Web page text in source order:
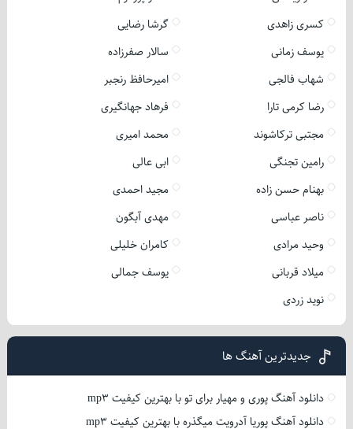
کسری زاهدی
گرشا رضایی
یوسف زمانی
سالار صفرزاده
شهاب فالجی
امیرحافظ رنجبر
رضا کرمی تارا
فرهاد جهانگیری
مجتبی ترکاشوند
محمد امیری
رامین تجنگی
ابی عالی
بهنام حسن زاده
مجید احمدی
ناصر عباسی
مهدی آبگون
وحید مرادی
کامران خلیلی
میلاد قربانی
یوسف جمالی
نوید زردی
جدیدترین آهنگ ها
دانلود آهنگ پوری و مهیار برای تو با بهترین کیفیت mp3
دانلود آهنگ پوریا آدرویت میگذره با بهترین کیفیت mp3